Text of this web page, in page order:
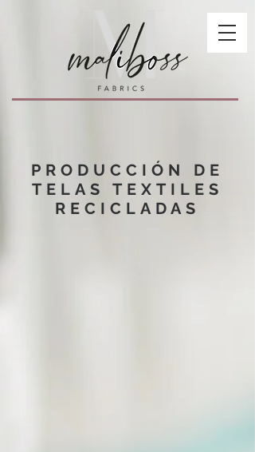
PRODUCCIÓN DE
TELAS TEXTILES
RECICLADAS